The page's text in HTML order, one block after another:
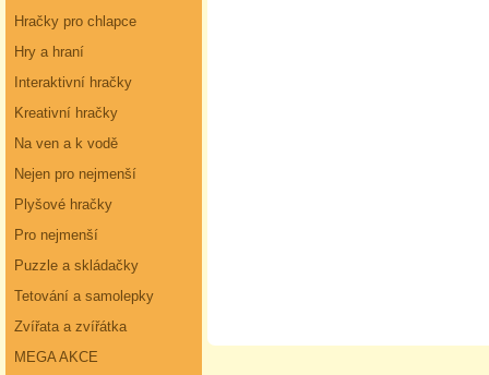
Hračky pro chlapce
Hry a hraní
Interaktivní hračky
Kreativní hračky
Na ven a k vodě
Nejen pro nejmenší
Plyšové hračky
Pro nejmenší
Puzzle a skládačky
Tetování a samolepky
Zvířata a zvířátka
MEGA AKCE